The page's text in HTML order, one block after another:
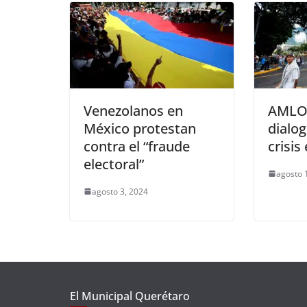
Venezolanos en
México protestan
contra el “fraude
electoral”
agosto 3, 2024
crisis
agosto
El Municipal Querétaro